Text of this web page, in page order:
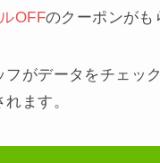
OFFのクーポンがも
フがデータをチェッ
ます。